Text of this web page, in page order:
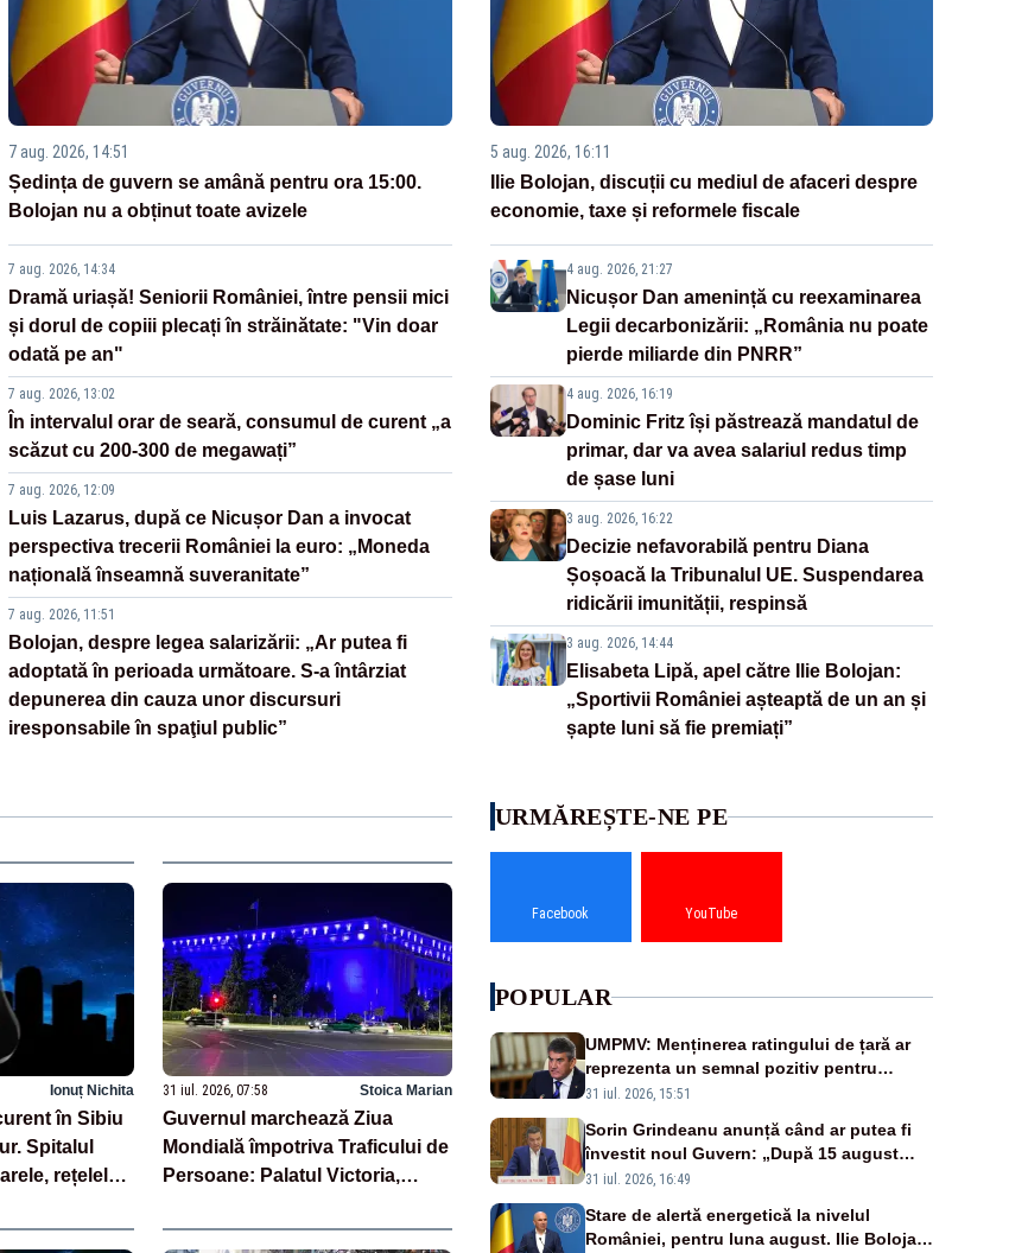
7 aug. 2026, 14:51
Ședința de guvern se amână pentru ora 15:00.
Bolojan nu a obținut toate avizele
7 aug. 2026, 14:34
Dramă uriașă! Seniorii României, între pensii mici
și dorul de copiii plecați în străinătate: "Vin doar
odată pe an"
7 aug. 2026, 13:02
În intervalul orar de seară, consumul de curent „a
scăzut cu 200-300 de megawați”
7 aug. 2026, 12:09
Luis Lazarus, după ce Nicușor Dan a invocat
perspectiva trecerii României la euro: „Moneda
națională înseamnă suveranitate”
7 aug. 2026, 11:51
Bolojan, despre legea salarizării: „Ar putea fi
adoptată în perioada următoare. S-a întârziat
depunerea din cauza unor discursuri
iresponsabile în spaţiul public”
5 aug. 2026, 16:11
Ilie Bolojan, discuții cu mediul de afaceri despre
economie, taxe și reformele fiscale
4 aug. 2026, 21:27
Nicușor Dan amenință cu reexaminarea
Legii decarbonizării: „România nu poate
pierde miliarde din PNRR”
4 aug. 2026, 16:19
Dominic Fritz își păstrează mandatul de
primar, dar va avea salariul redus timp
de șase luni
3 aug. 2026, 16:22
Decizie nefavorabilă pentru Diana
Șoșoacă la Tribunalul UE. Suspendarea
ridicării imunității, respinsă
3 aug. 2026, 14:44
Elisabeta Lipă, apel către Ilie Bolojan:
„Sportivii României așteaptă de un an și
șapte luni să fie premiați”
Ionuț Nichita
în Sibiu
Spitalul
rețelele
31 iul. 2026, 07:58 Stoica Marian
Guvernul marchează Ziua
Mondială împotriva Traficului de
Persoane: Palatul Victoria,
URMĂREȘTE-NE PE
Facebook YouTube
POPULAR
UMPMV: Menținerea ratingului de țară ar
reprezenta un semnal pozitiv pentru
România. Autoritățile trebuie să continue
financiare
31 iul. 2026, 15:51
Sorin Grindeanu anunță când ar putea fi
învestit noul Guvern: „După 15 august
sunt șanse mai mari”
31 iul. 2026, 16:49
Stare de alertă energetică la nivelul
României, pentru luna august. Ilie Bolojan